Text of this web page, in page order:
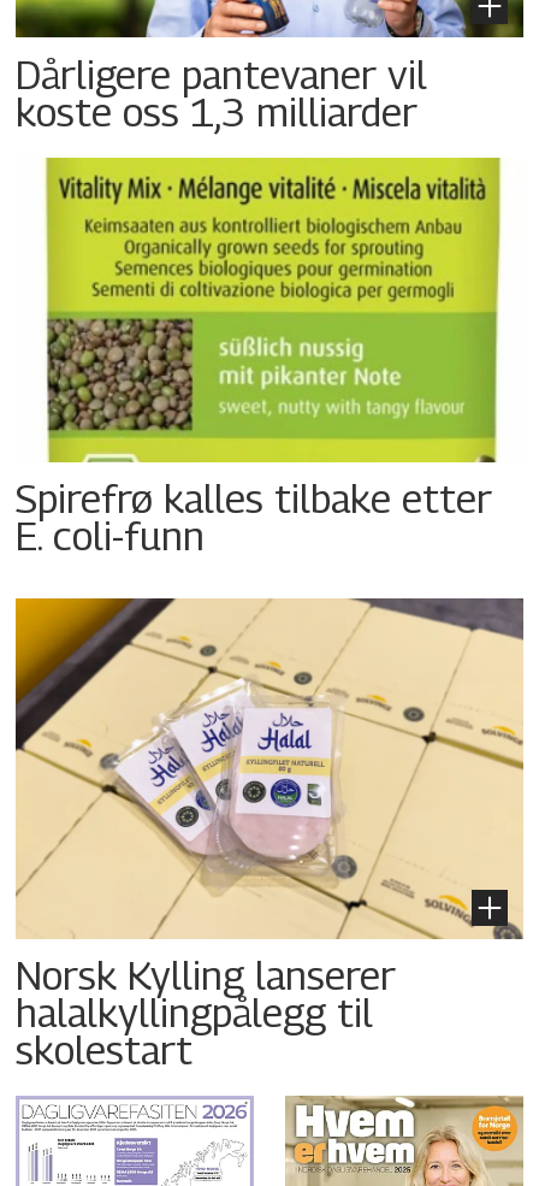
Dårligere pantevaner vil
koste oss 1,3 milliarder
Spirefrø kalles tilbake etter
E. coli-funn
Norsk Kylling lanserer
halalkyllingpålegg til
skolestart